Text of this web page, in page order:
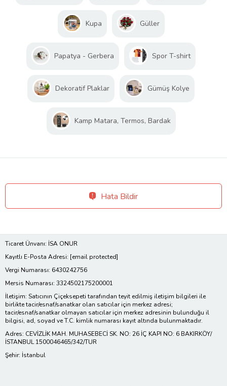
Kupa Güller
Papatya - Gerbera Spor T-shirt
Dekoratif Plaklar Gümüş Kolye
Kamp Matara, Termos, Bardak
Hata Bildir
Ticaret Ünvanı: İSA ONUR
Kayıtlı E-Posta Adresi: [email protected]
Vergi Numarası: 6430242756
Mersis Numarası: 3324502175200001
İletişim: Satıcının Çiçeksepeti tarafından teyit edilmiş iletişim bilgileri ile
birlikte tacir/esnaf/sanatkar olan satıcılar için merkez adresi;
tacir/esnaf/sanatkar olmayan satıcılar için merkez adresinin bulunduğu il
bilgisi, ad, soyad ve T.C. kimlik numarası kayıt altında bulunmaktadır.
Adres: CEVİZLİK MAH. MUHASEBECİ SK. NO: 26 İÇ KAPI NO: 6 BAKIRKÖY/
İSTANBUL 1500046465/342/TUR
Şehir: İstanbul